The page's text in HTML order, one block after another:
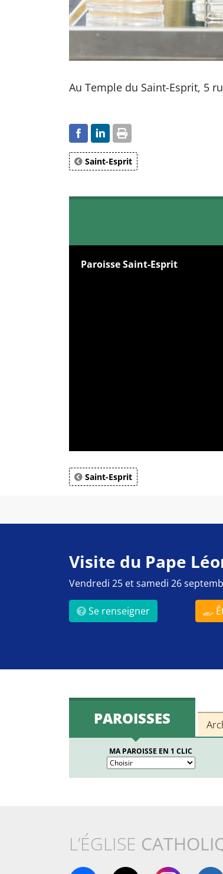
Au Temple du Saint-Esprit, 5
Saint-Esprit
Paroisse Saint-Esprit
Saint-Esprit
Visite du Pape
Vendredi 25 et samedi 26
Se renseigner
PAROISSES
MA PAROISSE EN 1 CLIC
L’ÉGLISE